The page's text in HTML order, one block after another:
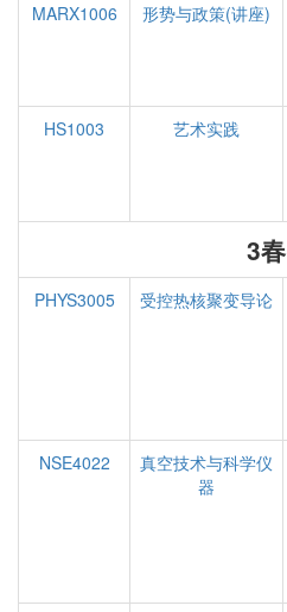
MARX1006
形势与政策(讲座)
HS1003
艺术实践
3春
PHYS3005 受控热核聚变导论
NSE4022
真空技术与科学仪
器